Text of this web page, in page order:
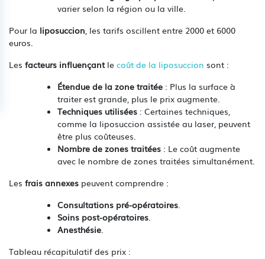
varier selon la région ou la ville.
Pour la liposuccion, les tarifs oscillent entre 2000 et 6000
euros.
Les facteurs influençantle coût de la liposuccion sont :
Étendue de la zone traitée : Plus la surface à
traiter est grande, plus le prix augmente.
Techniques utilisées : Certaines techniques,
comme la liposuccion assistée au laser, peuvent
être plus coûteuses.
Nombre de zones traitées : Le coût augmente
avec le nombre de zones traitées simultanément.
Les frais annexes peuvent comprendre :
Consultations pré-opératoires.
Soins post-opératoires.
Anesthésie.
Tableau récapitulatif des prix :